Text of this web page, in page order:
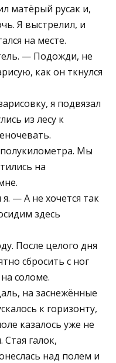
матёрый русак и,
Я выстрелил, и
на месте.
— Подожди, не
как он ткнулся
я подвязал
из лесу к
Мы
на
— А не хочется так
здесь
После целого дня
сбросить с ног
соломе.
на заснежённые
к горизонту,
казалось уже не
галок,
над полем и